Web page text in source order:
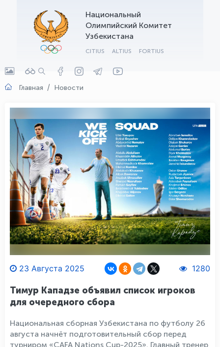
Национальный
Олимпийский Комитет
Узбекистана
CITIUS ALTIUS FORTIUS
Главная Новости
23 Августа 2025 1280
Тимур Кападзе объявил список игроков
для очередного сбора
Национальная сборная Узбекистана по футболу 26
августа начнёт подготовительный сбор перед
турниром «CAFA Nations Cup-2025». Главный тренер
OLYMPCHIK AI - yordamchi
Онлайн · olympic.uz